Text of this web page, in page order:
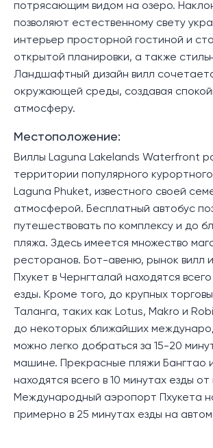
потрясающим видом на озеро.
позволяют естественному свету
интерьер просторной гостиной и
открытой планировки, а также
Ландшафтный дизайн вилл
окружающей среды, создавая
атмосферу.
Местоположение:
Виллы Laguna Lakelands Waterfront
территории популярного
Laguna Phuket, известного своей
атмосферой. Бесплатный автобус
путешествовать по комплексу и до
пляжа. Здесь имеется множество
ресторанов. Бот-авеню, рынок вилл
Пхукет в Чернгталай находятся
езды. Кроме того, до крупных
Таланга, таких как Lotus, Makro и
до некоторых ближайших
можно легко добраться за 15-20
машине. Прекрасные пляжи Бангтао
находятся всего в 10 минутах езды от
Международный аэропорт Пхукета
примерно в 25 минутах езды на